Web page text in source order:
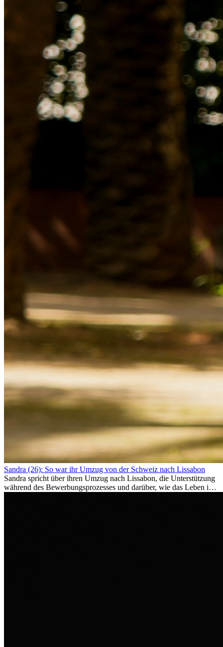
Sandra (26): So war ihr Umzug von der Schweiz nach Lissabon
Sandra spricht über ihren Umzug nach Lissabon, die Unterstützung
während des Bewerbungsprozesses und darüber, wie das Leben im